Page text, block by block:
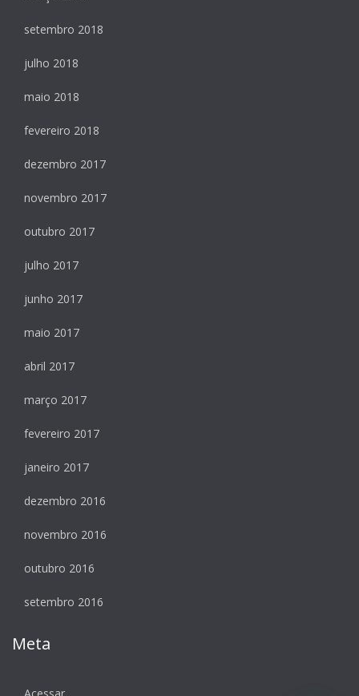
setembro 2018
julho 2018
maio 2018
fevereiro 2018
dezembro 2017
novembro 2017
outubro 2017
julho 2017
junho 2017
maio 2017
abril 2017
março 2017
fevereiro 2017
janeiro 2017
dezembro 2016
novembro 2016
outubro 2016
setembro 2016
Meta